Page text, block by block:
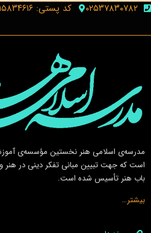
۰۲۵۳۷۸۳۰۷۸۲ کد پستی: ۳۷۱۵۸۳۴۶۱۶
مدرسه‌ی اسلامى هنر نخستين مؤسسه‌ی
است كه جهت تبيين مبانى تفكر دينى در
باب هنر تأسيس شده است.
بیشتر…